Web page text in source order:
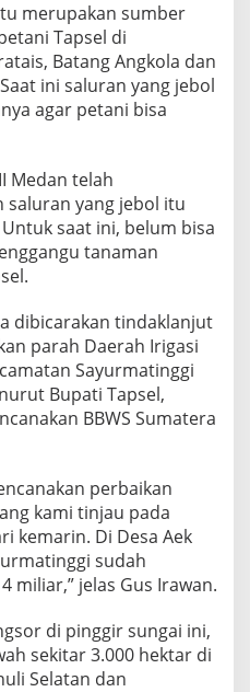
merupakan sumber
Tapsel di
Batang Angkola dan
ini saluran yang jebol
agar petani bisa
Medan telah
saluran yang jebol itu
saat ini, belum bisa
tanaman
dibicarakan tindaklanjut
parah Daerah Irigasi
Sayurmatinggi
Bupati Tapsel,
BBWS Sumatera
perbaikan
kami tinjau pada
kemarin. Di Desa Aek
sudah
miliar,” jelas Gus Irawan.
di pinggir sungai ini,
sekitar 3.000 hektar di
Selatan dan